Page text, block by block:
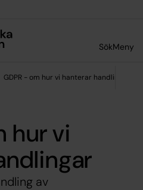
SökMeny
GDPR - om hur vi hanterar handlingar
hur vi
av